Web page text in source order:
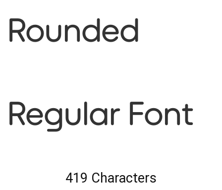
Rounded
Regular Font
419 Characters